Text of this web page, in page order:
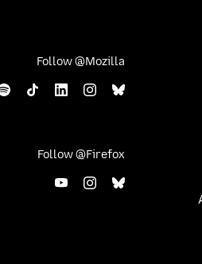
Follow @Mozilla
Follow @Firefox